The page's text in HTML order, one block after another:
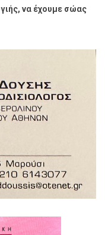
να έχουμε σώας